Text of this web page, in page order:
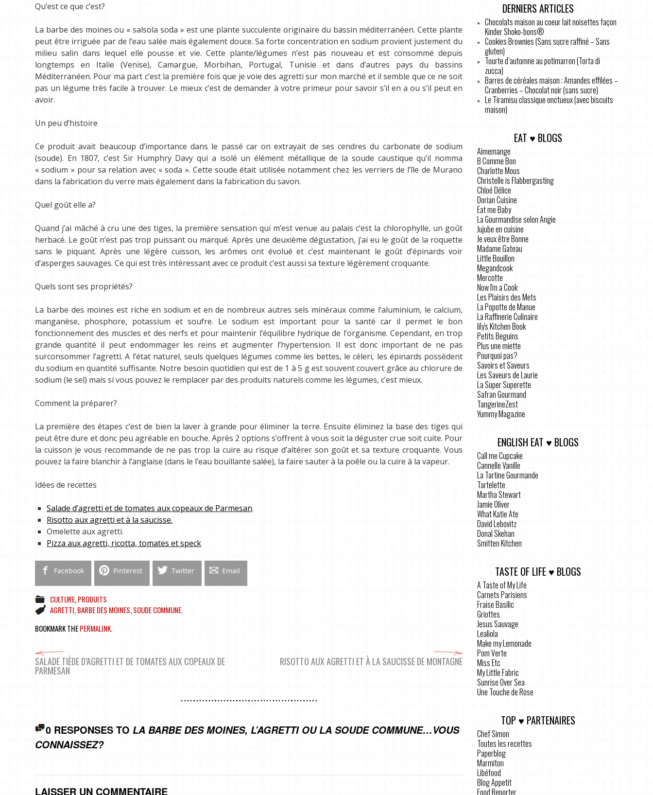
Qu’est ce que c’est?
La barbe des moines ou « salsola soda » est une plante succulente originaire du bassin méditerranéen. Cette plante
peut être irriguée par de l’eau salée mais également douce. Sa forte concentration en sodium provient justement du
milieu salin dans lequel elle pousse et vie. Cette plante/légumes n’est pas nouveau et est consommé depuis
longtemps en Italie (Venise), Camargue, Morbihan, Portugal, Tunisie et dans d’autres pays du bassins
Méditerranéen. Pour ma part c’est la première fois que je voie des agretti sur mon marché et il semble que ce ne soit
pas un légume très facile à trouver. Le mieux c’est de demander à votre primeur pour savoir s’il en a ou s’il peut en
avoir.
Un peu d’histoire
Ce produit avait beaucoup d’importance dans le passé car on extrayait de ses cendres du carbonate de sodium
(soude). En 1807, c’est Sir Humphry Davy qui a isolé un élément métallique de la soude caustique qu’il nomma
« sodium » pour sa relation avec « soda ». Cette soude était utilisée notamment chez les verriers de l’île de Murano
dans la fabrication du verre mais également dans la fabrication du savon.
Quel goût elle a?
Quand j’ai mâché à cru une des tiges, la première sensation qui m’est venue au palais c’est la chlorophylle, un goût
herbacé. Le goût n’est pas trop puissant ou marqué. Après une deuxième dégustation, j’ai eu le goût de la roquette
sans le piquant. Après une légère cuisson, les arômes ont évolué et c’est maintenant le goût d’épinards voir
d’asperges sauvages. Ce qui est très intéressant avec ce produit c’est aussi sa texture légèrement croquante.
Quels sont ses propriétés?
La barbe des moines est riche en sodium et en de nombreux autres sels minéraux comme l’aluminium, le calcium,
manganèse, phosphore, potassium et soufre. Le sodium est important pour la santé car il permet le bon
fonctionnement des muscles et des nerfs et pour maintenir l’équilibre hydrique de l’organisme. Cependant, en trop
grande quantité il peut endommager les reins et augmenter l’hypertension. Il est donc important de ne pas
surconsommer l’agretti. A l’état naturel, seuls quelques légumes comme les bettes, le céleri, les épinards possèdent
du sodium en quantité suffisante. Notre besoin quotidien qui est de 1 à 5 g est souvent couvert grâce au chlorure de
sodium (le sel) mais si vous pouvez le remplacer par des produits naturels comme les légumes, c’est mieux.
Comment la préparer?
La première des étapes c’est de bien la laver à grande pour éliminer la terre. Ensuite éliminez la base des tiges qui
peut être dure et donc peu agréable en bouche. Après 2 options s’offrent à vous soit la déguster crue soit cuite. Pour
la cuisson je vous recommande de ne pas trop la cuire au risque d’altérer son goût et sa texture croquante. Vous
pouvez la faire blanchir à l’anglaise (dans le l’eau bouillante salée), la faire sauter à la poêle ou la cuire à la vapeur.
Idées de recettes
Salade d’agretti et de tomates aux copeaux de Parmesan.
Risotto aux agretti et à la saucisse.
Omelette aux agretti.
Pizza aux agretti, ricotta, tomates et speck
Facebook Pinterest Twitter Email
CULTURE,PRODUITS
AGRETTI,BARBE DES MOINES,SOUDE COMMUNE.
BOOKMARK THEPERMALINK.
SALADE TIÈDE D’AGRETTI ET DE TOMATES AUX COPEAUX DE
PARMESAN
RISOTTO AUX AGRETTI ET À LA SAUCISSE DE MONTAGNE
0 RESPONSES TO LA BARBE DES MOINES, L’AGRETTI OU LA SOUDE COMMUNE…VOUS
CONNAISSEZ?
LAISSER UN COMMENTAIRE
DERNIERS ARTICLES
Chocolats maison au coeur lait noisettes façon
Kinder Shoko-bons®
Cookies Brownies (Sans sucre raffiné – Sans
gluten)
Tourte d’automne au potimarron (Torta di
zucca)
Barres de céréales maison : Amandes effilées –
Cranberries – Chocolat noir (sans sucre)
Le Tiramisu classique onctueux (avec biscuits
maison)
EAT ♥ BLOGS
Aimemange
B Comme Bon
Charlotte Mous
Christelle is Flabbergasting
Chloé Délice
Dorian Cuisine
Eat me Baby
La Gourmandise selon Angie
Jujube en cuisine
Je veux être Bonne
Madame Gateau
Little Bouillon
Megandcook
Mercotte
Now I'm a Cook
Les Plaisirs des Mets
La Popotte de Manue
La Raffinerie Culinaire
lily's Kitchen Book
Petits Beguins
Plus une miette
Pourquoi pas?
Savoirs et Saveurs
Les Saveurs de Laurie
La Super Superette
Safran Gourmand
TangerineZest
Yummy Magazine
ENGLISH EAT ♥ BLOGS
Call me Cupcake
Cannelle Vanille
La Tartine Gourmande
Tartelette
Martha Stewart
Jamie Oliver
What Katie Ate
David Lebovitz
Donal Skehan
Smitten Kitchen
TASTE OF LIFE ♥ BLOGS
A Taste of My Life
Carnets Parisiens
Fraise Basilic
Griottes
Jesus Sauvage
Lealiola
Make my Lemonade
Pom Verte
Miss Etc
My Little Fabric
Sunrise Over Sea
Une Touche de Rose
TOP ♥ PARTENAIRES
Chef Simon
Toutes les recettes
Paperblog
Marmiton
Libéfood
Blog Appetit
Food Reporter